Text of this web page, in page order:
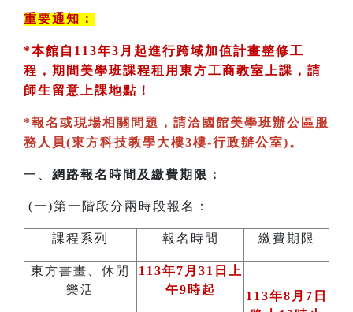
重要通知：
*本館自113年3月起進行跨域加值計畫整修工
程，期間美學班課程租用東方工商教室上課，請
師生留意上課地點！
*報名或現場相關問題，請洽國館美學班辦公區服
務人員(東方科技教學大樓3樓-行政辦公室)。
一、 網路報名時間及繳費期限：
(一)第一階段分兩時段報名：
課程系列 報名時間 繳費期限
東方書畫、休閒
樂活
113年7月31日上
午9時起
113年8月7日